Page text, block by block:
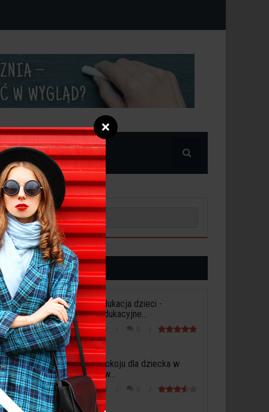
NOWE POSTY
Wczesna edukacja dzieci -
Potrzeby edukacyjne...
3 maja 2022 0
Aranżacja pokoju dla dziecka w
sypialni lub w...
5 maja 2022 0
❌